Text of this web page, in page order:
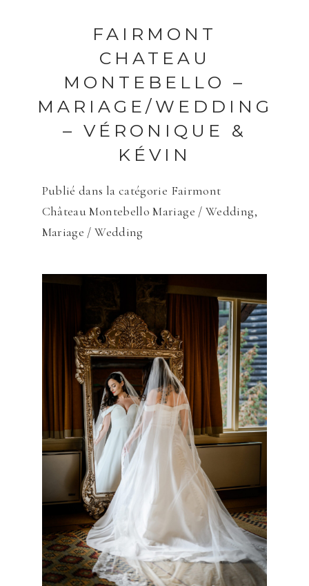
FAIRMONT
CHATEAU
MONTEBELLO –
MARIAGE/WEDDING
– VÉRONIQUE &
KÉVIN
Publié dans la catégorie Fairmont
Château Montebello Mariage / Wedding,
Mariage / Wedding